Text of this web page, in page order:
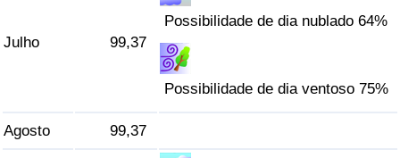
Julho 99,37
Possibilidade de dia nublado 64%
Possibilidade de dia ventoso 75%
Agosto 99,37
Indicador de Trânsito por País